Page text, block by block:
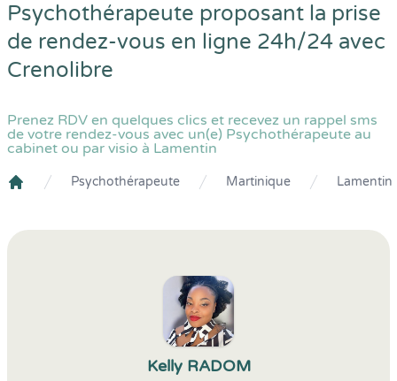
Psychothérapeute proposant la prise
de rendez-vous en ligne 24h/24 avec
Crenolibre
Prenez RDV en quelques clics et recevez un rappel sms
de votre rendez-vous avec un(e) Psychothérapeute au
cabinet ou par visio à Lamentin
Psychothérapeute Martinique Lamentin
Kelly RADOM